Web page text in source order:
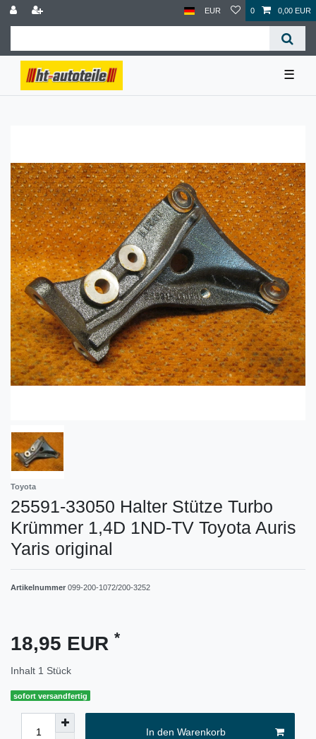
EUR 0 0,00 EUR
☰
Toyota
25591-33050 Halter Stütze Turbo
Krümmer 1,4D 1ND-TV Toyota Auris
Yaris original
Artikelnummer 099-200-1072/200-3252
18,95 EUR *
Inhalt 1 Stück
sofort versandfertig
In den Warenkorb